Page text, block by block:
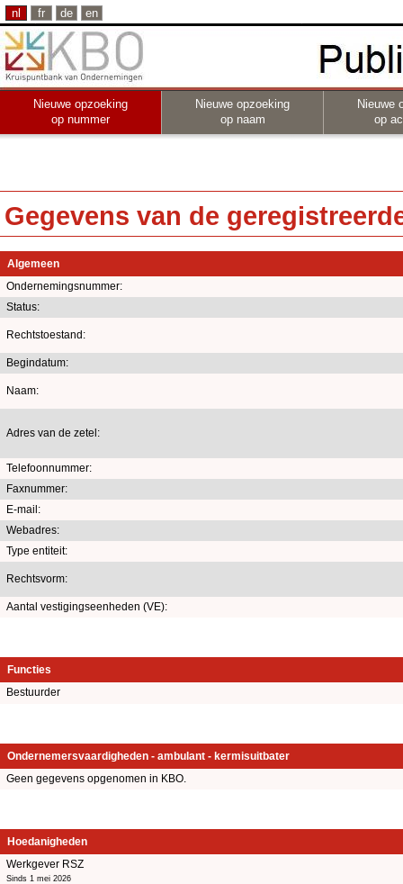
nl fr de en
Nieuwe opzoeking
op nummer
Nieuwe opzoeking
op naam
Nieuwe
op
Gegevens van de
Algemeen
Ondernemingsnummer:
Status:
Rechtstoestand:
Begindatum:
Naam:
Adres van de zetel:
Telefoonnummer:
Faxnummer:
E-mail:
Webadres:
Type entiteit:
Rechtsvorm:
Aantal vestigingseenheden (VE):
Functies
Bestuurder
Ondernemersvaardigheden - ambulant - kermisuitbater
Geen gegevens opgenomen in KBO.
Hoedanigheden
Werkgever RSZ
Sinds 1 mei 2026